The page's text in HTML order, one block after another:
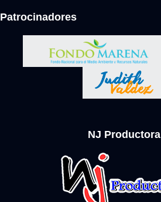
Patrocinadores
NJ Productora